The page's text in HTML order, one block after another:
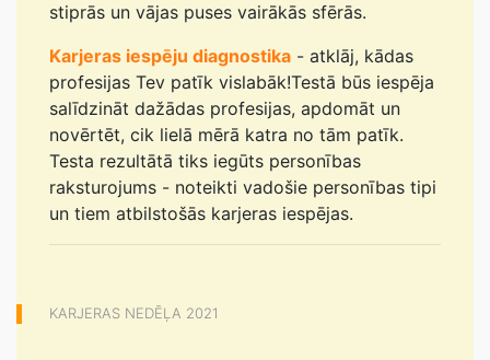
stiprās un vājas puses vairākās sfērās.
Karjeras iespēju diagnostika - atklāj, kādas
profesijas Tev patīk vislabāk!Testā būs iespēja
salīdzināt dažādas profesijas, apdomāt un
novērtēt, cik lielā mērā katra no tām patīk.
Testa rezultātā tiks iegūts personības
raksturojums - noteikti vadošie personības tipi
un tiem atbilstošās karjeras iespējas.
KARJERAS NEDĒĻA 2021